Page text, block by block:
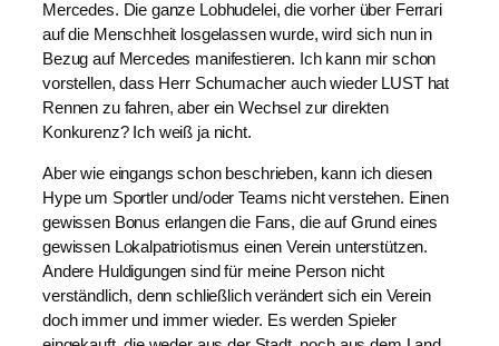
Mercedes. Die ganze Lobhudelei, die vorher über Ferrari
auf die Menschheit losgelassen wurde, wird sich nun in
Bezug auf Mercedes manifestieren. Ich kann mir schon
vorstellen, dass Herr Schumacher auch wieder LUST hat
Rennen zu fahren, aber ein Wechsel zur direkten
Konkurenz? Ich weiß ja nicht.
Aber wie eingangs schon beschrieben, kann ich diesen
Hype um Sportler und/oder Teams nicht verstehen. Einen
gewissen Bonus erlangen die Fans, die auf Grund eines
gewissen Lokalpatriotismus einen Verein unterstützen.
Andere Huldigungen sind für meine Person nicht
verständlich, denn schließlich verändert sich ein Verein
doch immer und immer wieder. Es werden Spieler